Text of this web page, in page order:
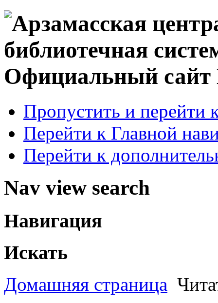
Официальный
Пропустить и перейти
Перейти к Главной
Перейти к
Nav view search
Навигация
Искать
Домашняя страница